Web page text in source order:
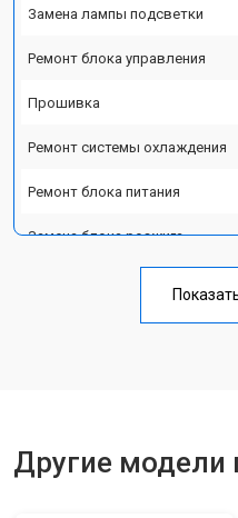
Замена лампы подсветки
Ремонт блока управления
Прошивка
Ремонт системы охлаждения
Ремонт блока питания
Замена блока розжига
Другие модели